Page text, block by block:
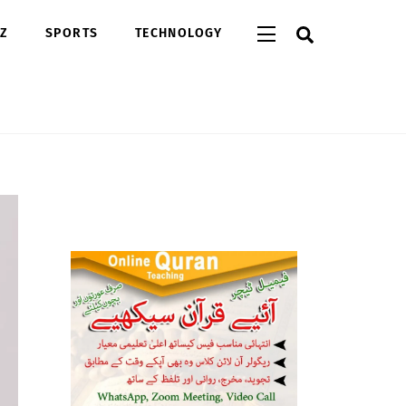
SPORTS TECHNOLOGY Widgets